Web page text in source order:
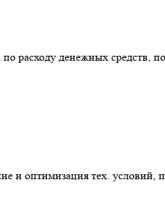
по расходу денежных
оптимизация тех. условий,